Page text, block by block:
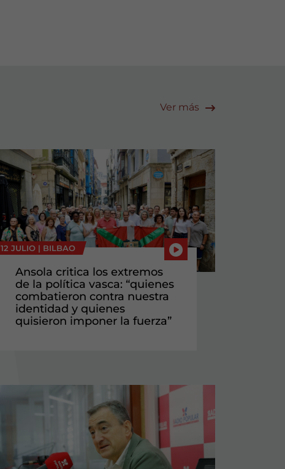
Ver más
12 JULIO | BILBAO
Ansola critica los extremos
de la política vasca: “quienes
combatieron contra nuestra
identidad y quienes
quisieron imponer la fuerza”